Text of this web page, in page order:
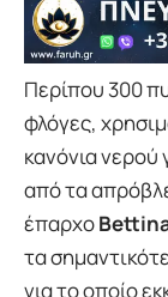
Περίπου 300
φλόγες,
κανόνια νερού
από τα
έπαρχο
τα
για το οποίο